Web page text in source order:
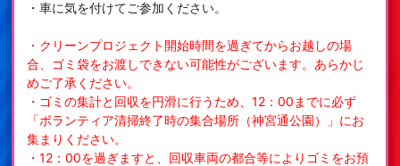
・車に気を付けてご参加ください。
・クリーンプロジェクト開始時間を過ぎてからお越しの場
合、ゴミ袋をお渡しできない可能性がございます。あらかじ
めご了承ください。
・ゴミの集計と回収を円滑に行うため、12：00までに必ず
「ボランティア清掃終了時の集合場所（神宮通公園）」にお
集まりください。
・12：00を過ぎますと、回収車両の都合等によりゴミをお預